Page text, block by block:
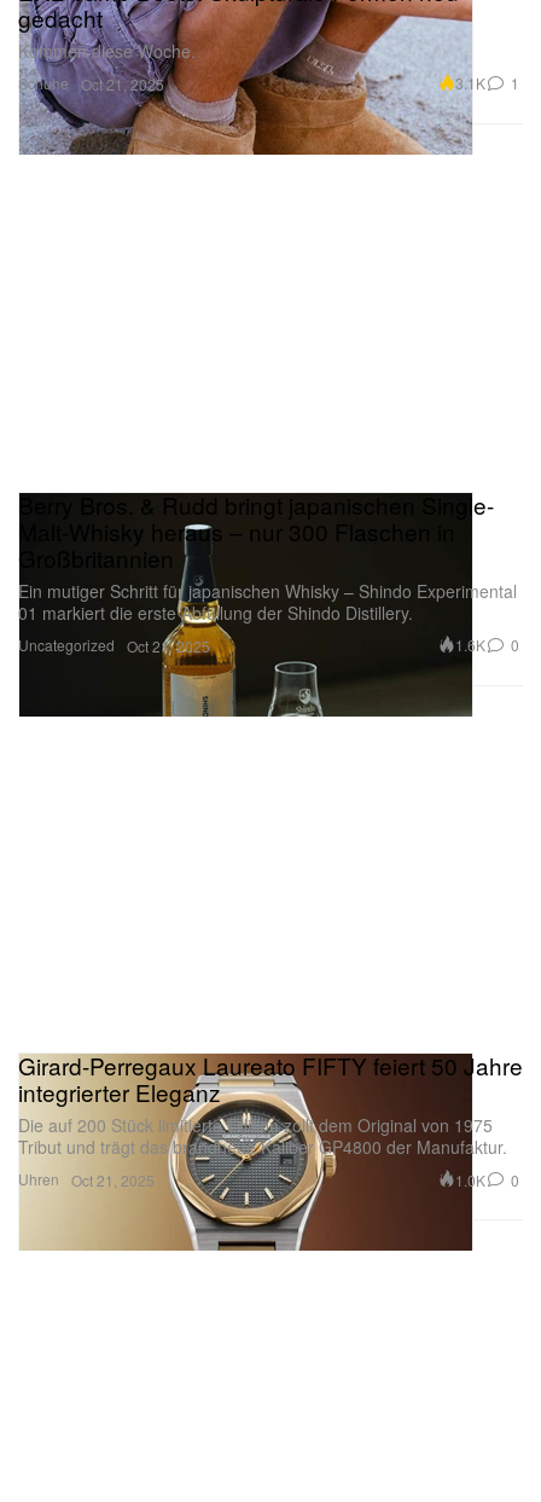
Schuhe
gedacht
Kommen diese Woche.
Oct 21, 2025 3.1K 1
Uncategorized
Berry Bros. & Rudd bringt japanischen Single-
Malt-Whisky heraus – nur 300 Flaschen in
Großbritannien
Ein mutiger Schritt für japanischen Whisky – Shindo Experimental
01 markiert die erste Abfüllung der Shindo Distillery.
Oct 21, 2025 1.6K 0
Uhren
Girard-Perregaux Laureato FIFTY feiert 50 Jahre
integrierter Eleganz
Die auf 200 Stück limitierte Edition zollt dem Original von 1975
Tribut und trägt das brandneue Kaliber GP4800 der Manufaktur.
Oct 21, 2025 1.0K 0